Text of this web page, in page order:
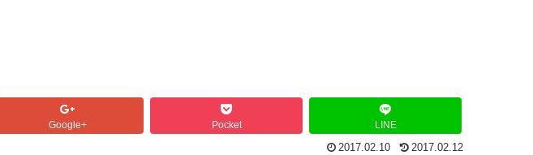
Google+ Pocket LINE
2017.02.10 2017.02.12